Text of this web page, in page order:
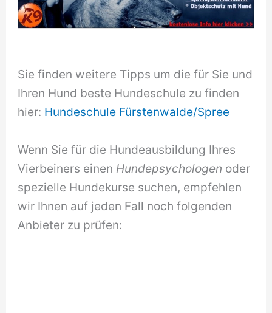
Sie finden weitere Tipps um die für Sie und
Ihren Hund beste Hundeschule zu finden
hier: Hundeschule Fürstenwalde/Spree
Wenn Sie für die Hundeausbildung Ihres
Vierbeiners einen Hundepsychologen oder
spezielle Hundekurse suchen, empfehlen
wir Ihnen auf jeden Fall noch folgenden
Anbieter zu prüfen: